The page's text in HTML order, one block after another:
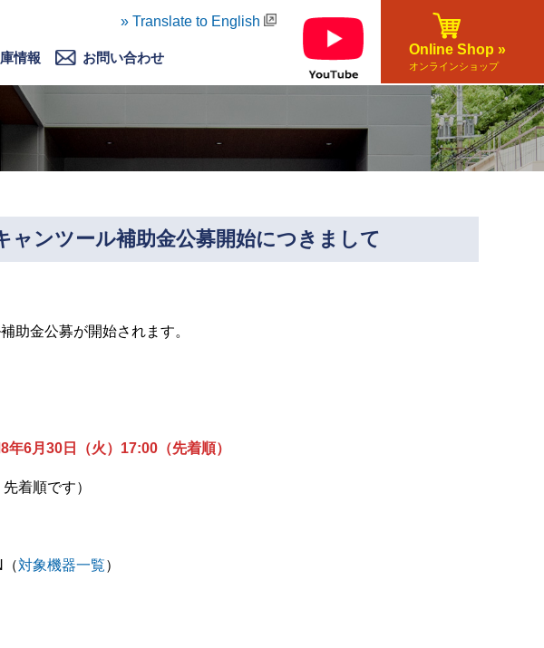
Online Shop »
オンラインショップ
» Translate to English
発
情報 お問い合わせ
お問い合わせ
解析依頼
ャンツール補助金公募開始につきまして
助金公募が開始されます。
6月30日（火）17:00（先着順）
着順です）
対象機器一覧）